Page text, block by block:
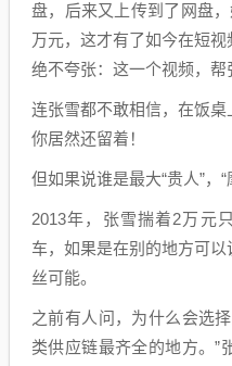
盘，后来又上传到了网盘
万元，这才有了如今在短
绝不夸张：这一个视频，帮
连张雪都不敢相信，在饭桌
你居然还留着！
但如果说谁是最大“贵人”，
2013年，张雪揣着2万元
车，如果是在别的地方可
丝可能。
之前有人问，为什么会选
类供应链最齐全的地方。”